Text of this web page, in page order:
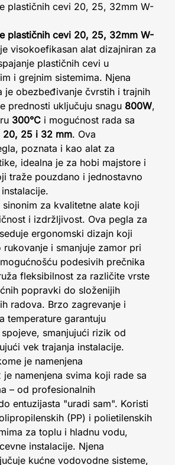
plastičnih cevi 20, 25, 32mm W-
plastičnih cevi 20, 25, 32mm W-
je visokoefikasan alat dizajniran za
plastičnih cevi u
i grejnim sistemima. Njena
je obezbeđivanje čvrstih i trajnih
prednosti uključuju snagu 800W,
300°C i mogućnost rada sa
20, 25 i 32 mm. Ova
poznata i kao alat za
idealna je za hobi majstore i
traže pouzdano i jednostavno
za kvalitetne alate koji
i izdržljivost. Ova pegla za
ergonomski dizajn koji
i smanjuje zamor pri
podesivih prečnika
fleksibilnost za različite vrste
popravki do složenijih
radova. Brzo zagrevanje i
temperature garantuju
smanjujući rizik od
vek trajanja instalacije.
je namenjena
je namenjena svima koji rade sa
– od profesionalnih
entuzijasta "uradi sam". Koristi
(PP) i polietilenskih
za toplu i hladnu vodu,
instalacije. Njena
kućne vodovodne sisteme,